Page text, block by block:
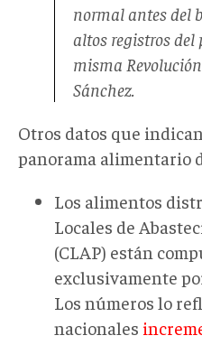
normal antes del
altos registros del
misma
Sánchez.
Otros datos que
panorama alimentario
Los alimentos
Locales de
(CLAP) están
exclusivamente
Los números lo
nacionales